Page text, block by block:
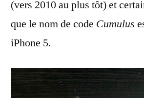
(vers 2010 au plus tôt) et
que le nom de code Cumulus
iPhone 5.